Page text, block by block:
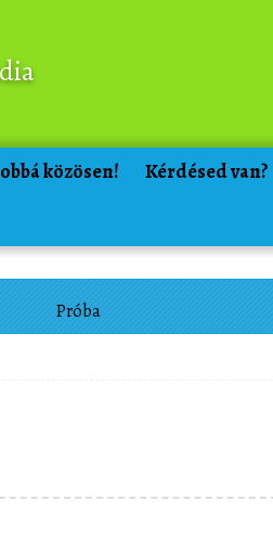
közösen! Kérdésed van?
Próba